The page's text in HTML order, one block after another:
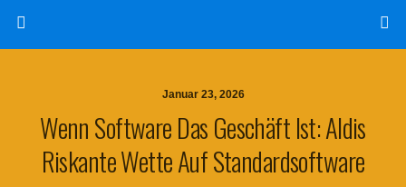
Januar 23, 2026
Wenn Software Das Geschäft Ist: Aldis
Riskante Wette Auf Standardsoftware